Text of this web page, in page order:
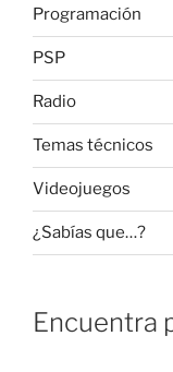
Programación
PSP
Radio
Temas técnicos
Videojuegos
¿Sabías que…?
Encuentra